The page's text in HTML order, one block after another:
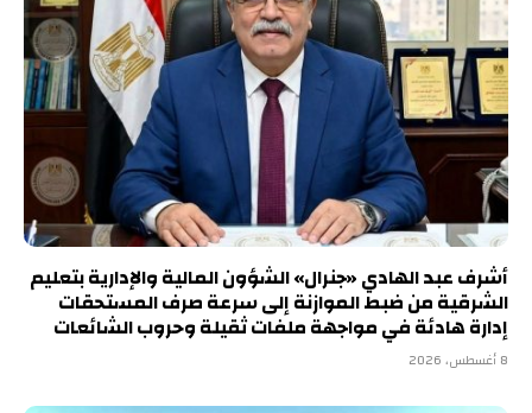
أشرف عبد الهادي «جنرال» الشؤون المالية والإدارية بتعليم
الشرقية من ضبط الموازنة إلى سرعة صرف المستحقات
إدارة هادئة في مواجهة ملفات ثقيلة وحروب الشائعات
8 أغسطس، 2026